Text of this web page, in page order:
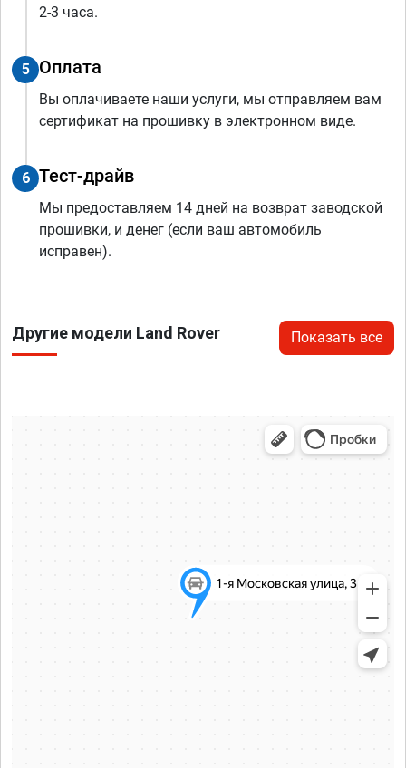
2-3 часа.
5 Оплата
Вы оплачиваете наши услуги, мы отправляем вам
сертификат на прошивку в электронном виде.
6 Тест-драйв
Мы предоставляем 14 дней на возврат заводской
прошивки, и денег (если ваш автомобиль
исправен).
Другие модели Land Rover Показать все